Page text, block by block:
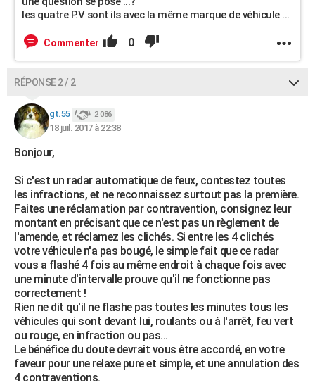
les quatre P.V sont ils avec la même marque de véhicule ...
Commenter 0
RÉPONSE 2 / 2
gt.55 2 086
18 juil. 2017 à 22:38
Bonjour,
Si c'est un radar automatique de feux, contestez toutes
les infractions, et ne reconnaissez surtout pas la première.
Faites une réclamation par contravention, consignez leur
montant en précisant que ce n'est pas un règlement de
l'amende, et réclamez les clichés. Si entre les 4 clichés
votre véhicule n'a pas bougé, le simple fait que ce radar
vous a flashé 4 fois au même endroit à chaque fois avec
une minute d'intervalle prouve qu'il ne fonctionne pas
correctement !
Rien ne dit qu'il ne flashe pas toutes les minutes tous les
véhicules qui sont devant lui, roulants ou à l'arrêt, feu vert
ou rouge, en infraction ou pas...
Le bénéfice du doute devrait vous être accordé, en votre
faveur pour une relaxe pure et simple, et une annulation des
4 contraventions.